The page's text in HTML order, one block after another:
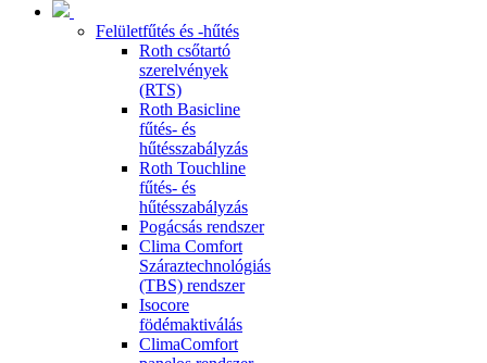
Felületfűtés és -hűtés
Roth csőtartó
szerelvények
(RTS)
Roth Basicline
fűtés- és
hűtésszabályzás
Roth Touchline
fűtés- és
hűtésszabályzás
Pogácsás rendszer
Clima Comfort
Száraztechnológiás
(TBS) rendszer
Isocore
födémaktiválás
ClimaComfort